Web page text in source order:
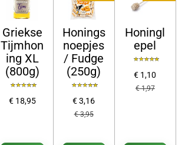
Griekse
Tijmhon
ing XL
(800g)
€ 18,95
Honings
noepjes
/ Fudge
(250g)
€ 3,16
€ 3,95
Honingl
epel
€ 1,10
€ 1,97